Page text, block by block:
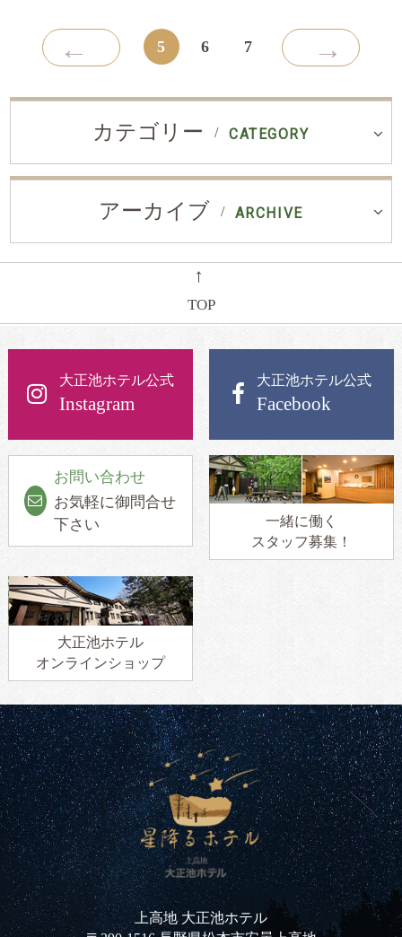
← 5 6 7 →
カテゴリー CATEGORY
アーカイブ ARCHIVE
←
TOP
大正池ホテル公式
Instagram
大正池ホテル公式
Facebook
お問い合わせ
お気軽に御問合せ
下さい
一緒に働く
スタッフ募集！
大正池ホテル
オンラインショップ
上高地 大正池ホテル